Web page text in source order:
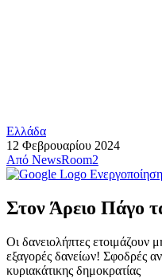
Ελλάδα
12 Φεβρουαρίου 2024
Από NewsRoom2
Στον Άρειο Πάγο
Οι δανειολήπτες ετοιμάζουν
εξαγορές δανείων! Σφοδρές
κυριακάτικης δημοκρατίας